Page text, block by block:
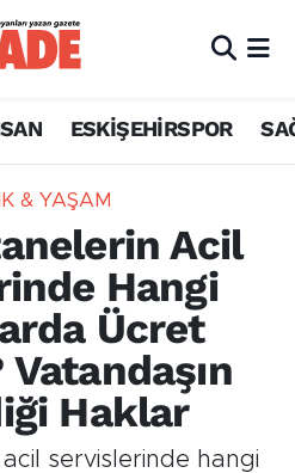
ESKİŞEHİRSPOR
& YAŞAM
Acil
Hangi
Ücret
Vatandaşın
Haklar
servislerinde hangi